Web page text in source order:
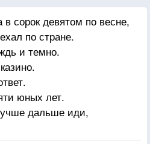
сорок девятом по весне,
по стране.
и темно.
юных лет.
дальше иди,
в груди».